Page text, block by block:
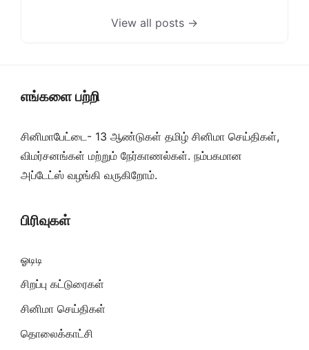
View all posts →
எங்களை பற்றி
சினிமாபேட்டை- 13 ஆண்டுகள் தமிழ் சினிமா செய்திகள்,
விமர்சனங்கள் மற்றும் நேர்காணல்கள். நம்பகமான
அப்டேட்ஸ் வழங்கி வருகிறோம்.
பிரிவுகள்
ஓடிடி
சிறப்பு கட்டுரைகள்
சினிமா செய்திகள்
தொலைக்காட்சி